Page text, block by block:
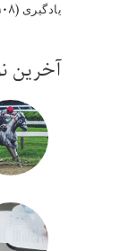
یادگیری (۱۰۸)
آخرین